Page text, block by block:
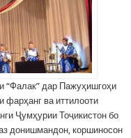
“Фалак” дар Пажуҳишгоҳи
фарҳанг ва иттилооти
Ҷумҳурии Тоҷикистон бо
донишмандон, коршиносон